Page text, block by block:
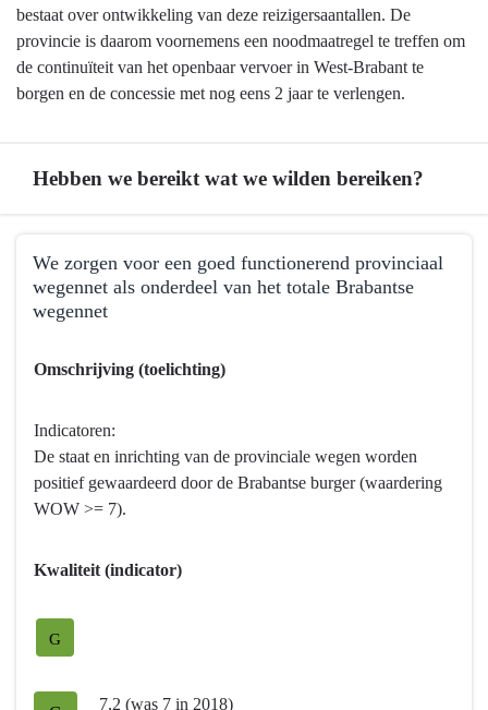
bestaat over ontwikkeling van deze reizigersaantallen. De
provincie is daarom voornemens een noodmaatregel te treffen om
de continuïteit van het openbaar vervoer in West-Brabant te
borgen en de concessie met nog eens 2 jaar te verlengen.
Hebben we bereikt wat we wilden bereiken?
navigatie
mobiliteit
Hebben
bereiken?
We zorgen voor een goed functionerend provinciaal
wegennet als onderdeel van het totale Brabantse
wegennet
naar
Programma
Basisinfrastructuur
bereikt
we
Omschrijving (toelichting)
Indicatoren:
De staat en inrichting van de provinciale wegen worden
positief gewaardeerd door de Brabantse burger (waardering
WOW >= 7).
Kwaliteit (indicator)
G
7,2 (was 7 in 2018)